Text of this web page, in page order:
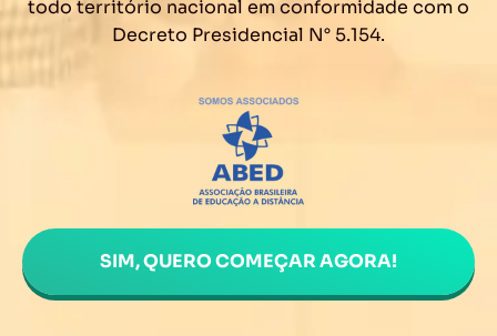
todo território nacional em conformidade com o
Decreto Presidencial N° 5.154.
SIM, QUERO COMEÇAR AGORA!